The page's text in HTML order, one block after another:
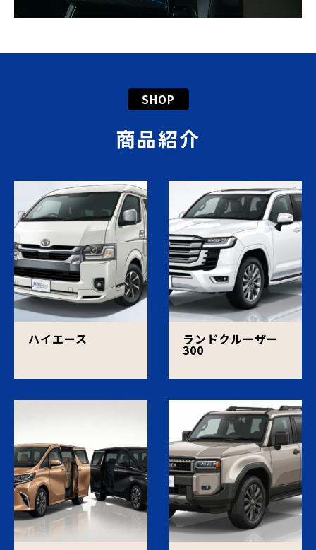
SHOP
商品紹介
ハイエース ランドクルーザー
300